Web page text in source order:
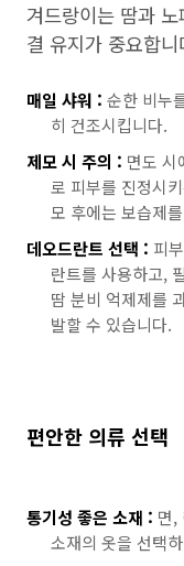
겨드랑이는 땀과
결 유지가 중요합니
매일 샤워 : 순한 비누
히 건조시킵니다.
제모 시 주의 : 면도 시
로 피부를 진정시
모 후에는 보습제
데오드란트 선택 : 피
란트를 사용하고,
땀 분비 억제제를
발할 수 있습니다.
편안한 의류 선택
통기성 좋은 소재 : 면,
소재의 옷을 선택